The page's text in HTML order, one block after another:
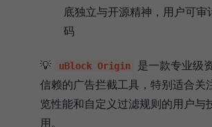
底独立与开源精神，用户可审
码
💡 uBlock Origin
是一款专业级
信赖的广告拦截工具，特别适合关
览性能和自定义过滤规则的用户与
用。